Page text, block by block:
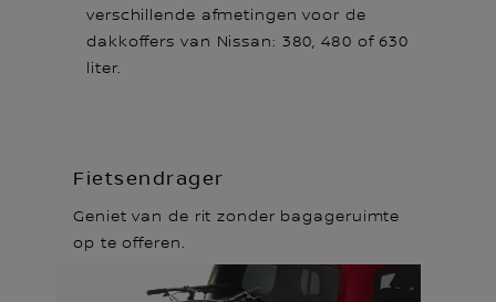
verschillende afmetingen voor de
dakkoffers van Nissan: 380, 480 of 630
liter.
Fietsendrager
Geniet van de rit zonder bagageruimte
op te offeren.